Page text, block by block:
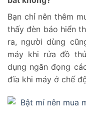
Bạn chỉ nên thêm
thấy đèn báo hiển
ra, người dùng
máy khi rửa đồ
dụng ngăn đọng
đĩa khi máy ở chế